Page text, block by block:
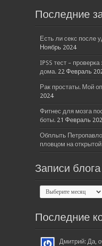
Последние
Есть ли секс после
Ноябрь 2024
IPSS тест –
дома. 22 Февраль
Рак простаты. Мой
2024
Фитнес для мозга
боты. 21 Февраль
Обплыть
пловцом на
Записи блога
Последние
Дмитрий: Да,